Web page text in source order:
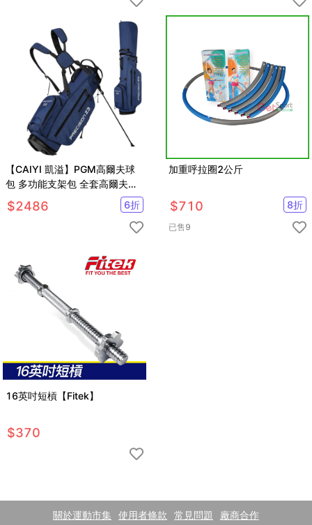
【CAIYI 凱溢】PGM高爾夫球
包 多功能支架包 全套高爾夫球
桿包 高爾夫球袋
$2486 6折
加重呼拉圈2公斤
$710 8折
已售9
16英吋短槓【Fitek】
$370
關於運動市集 使用者條款 常見問題 廠商合作